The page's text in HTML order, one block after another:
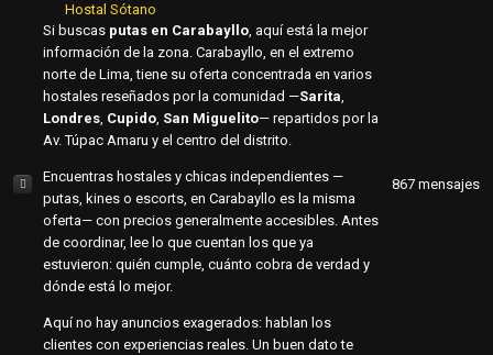
Hostal Sótano
Si buscas putas en Carabayllo, aquí está la mejor
información de la zona. Carabayllo, en el extremo
norte de Lima, tiene su oferta concentrada en varios
hostales reseñados por la comunidad —Sarita,
Londres, Cupido, San Miguelito— repartidos por la
Av. Túpac Amaru y el centro del distrito.
Encuentras hostales y chicas independientes —
putas, kines o escorts, en Carabayllo es la misma
oferta— con precios generalmente accesibles. Antes
de coordinar, lee lo que cuentan los que ya
estuvieron: quién cumple, cuánto cobra de verdad y
dónde está lo mejor.
Aquí no hay anuncios exagerados: hablan los
clientes con experiencias reales. Un buen dato te
867 mensajes